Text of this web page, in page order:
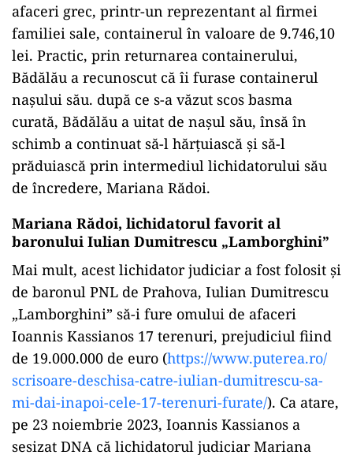
afaceri grec, printr-un reprezentant al firmei
familiei sale, containerul în valoare de 9.746,10
lei. Practic, prin returnarea containerului,
Bădălău a recunoscut că îi furase containerul
nașului său. după ce s-a văzut scos basma
curată, Bădălău a uitat de nașul său, însă în
schimb a continuat să-l hărțuiască și să-l
prăduiască prin intermediul lichidatorului său
de încredere, Mariana Rădoi.
Mariana Rădoi, lichidatorul favorit al
baronului Iulian Dumitrescu „Lamborghini”
Mai mult, acest lichidator judiciar a fost folosit și
de baronul PNL de Prahova, Iulian Dumitrescu
„Lamborghini” să-i fure omului de afaceri
Ioannis Kassianos 17 terenuri, prejudiciul fiind
de 19.000.000 de euro (https://www.puterea.ro/
scrisoare-deschisa-catre-iulian-dumitrescu-sa-
mi-dai-inapoi-cele-17-terenuri-furate/). Ca atare,
pe 23 noiembrie 2023, Ioannis Kassianos a
sesizat DNA că lichidatorul judiciar Mariana